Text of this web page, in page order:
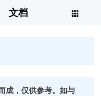
文档
成，仅供参考。如与